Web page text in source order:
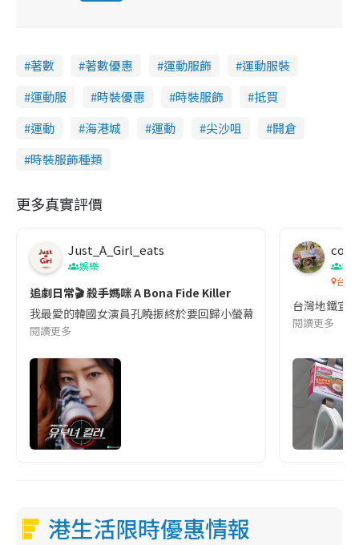
g
著數 著數優惠 運動服飾
運動服裝
運動服
時裝優惠 時裝服飾
抵買
運動
海港城 運動 尖沙咀
開倉
時裝服飾種類
更多真實評價
Just_A_Girl_eats
娛樂
追劇日常🎬 殺手媽咪 A Bona Fide Killer
我最愛的韓國女演員孔曉振終於要回歸小螢幕啦!這次的劇本改編
閱讀更多
co
吹
台灣
台灣地鐵宣
閱讀更多
港生活限時優惠情報